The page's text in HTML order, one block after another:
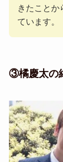
きたことか
ています。
③橘慶太の